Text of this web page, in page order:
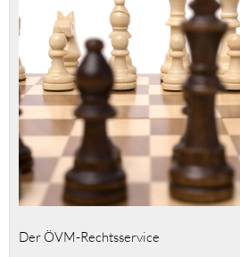
Der ÖVM-Rechtsservice